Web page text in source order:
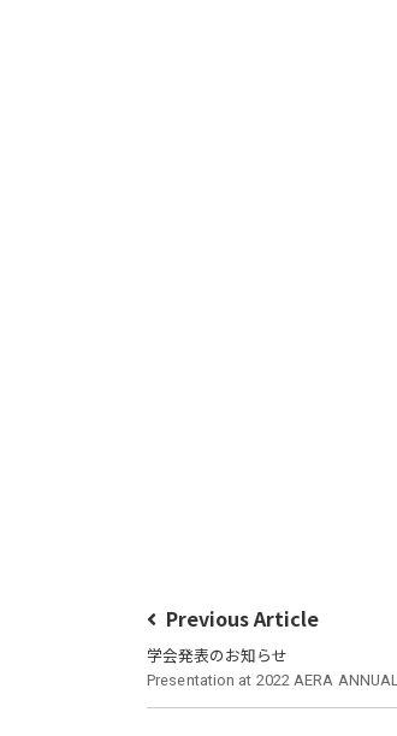
Previous Article
学会発表のお知らせ
Presentation at 2022 AERA